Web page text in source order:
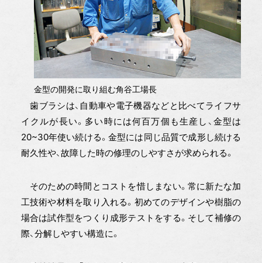
金型の開発に取り組む角谷工場長
歯ブラシは、自動車や電子機器などと比べてライフサ
イクルが長い。多い時には何百万個も生産し、金型は
20~30年使い続ける。金型には同じ品質で成形し続ける
耐久性や、故障した時の修理のしやすさが求められる。
そのための時間とコストを惜しまない。常に新たな加
工技術や材料を取り入れる。初めてのデザインや樹脂の
場合は試作型をつくり成形テストをする。そして補修の
際、分解しやすい構造に。